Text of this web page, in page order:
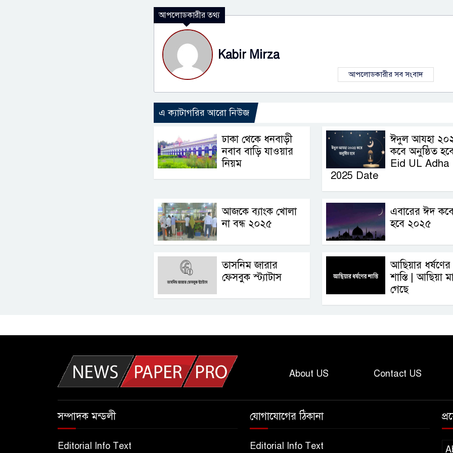
আপলোডকারীর তথ্য
Kabir Mirza
আপলোডকারীর সব সংবাদ
এ ক্যাটাগরির আরো নিউজ
ঢাকা থেকে ধনবাড়ী
নবাব বাড়ি যাওয়ার
নিয়ম
ঈদুল আযহা
কবে অনুষ্ঠিত
Eid UL Adha
2025 Date
আজকে ব্যাংক খোলা
না বন্ধ ২০২৫
এবারের ঈদ
হবে ২০২৫
তাসনিম জারার
ফেসবুক স্ট্যাটাস
আছিয়ার ধর্ষণের
শাস্তি | আছিয়া
গেছে
About US Contact US
সম্পাদক মন্ডলী
Editorial Info Text
যোগাযোগের ঠিকানা
Editorial Info Text